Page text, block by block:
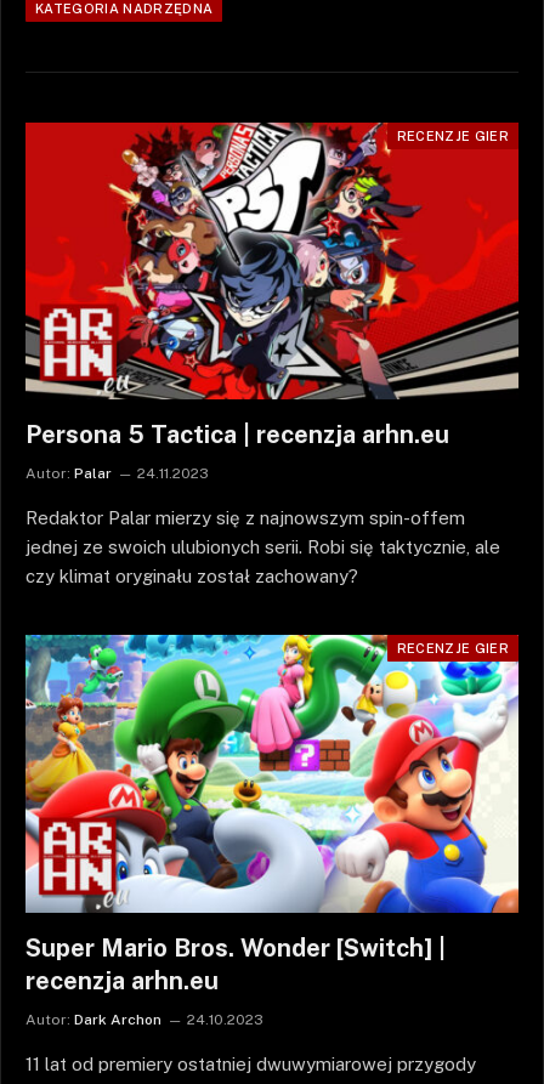
KATEGORIA NADRZĘDNA
RECENZJE GIER
Persona 5 Tactica | recenzja arhn.eu
Autor: Palar 24.11.2023
Redaktor Palar mierzy się z najnowszym spin-offem
jednej ze swoich ulubionych serii. Robi się taktycznie, ale
czy klimat oryginału został zachowany?
RECENZJE GIER
Super Mario Bros. Wonder [Switch] |
recenzja arhn.eu
Autor: Dark Archon 24.10.2023
11 lat od premiery ostatniej dwuwymiarowej przygody